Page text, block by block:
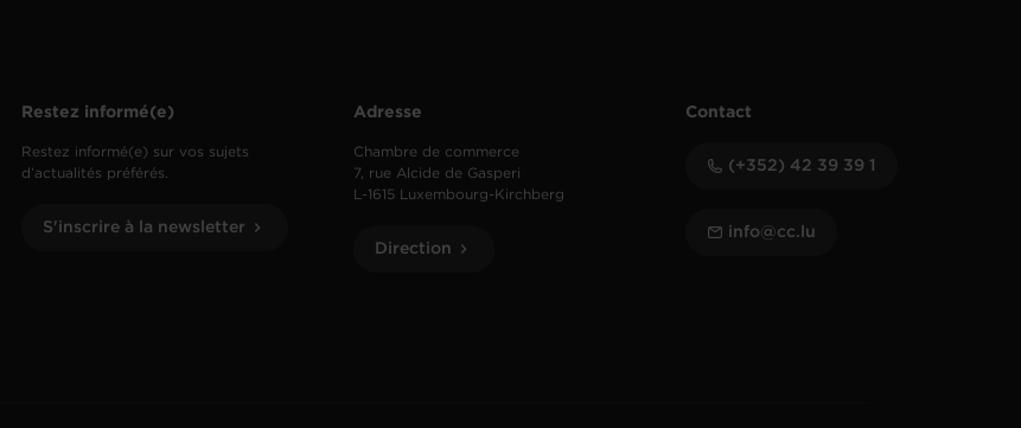
Restez informé(e)
Restez informé(e) sur vos sujets
d’actualités préférés.
S'inscrire à la newsletter
Adresse
Chambre de commerce
7, rue Alcide de Gasperi
L-1615 Luxembourg-Kirchberg
Direction
Contact
(+352) 42 39 39 1
info@cc.lu